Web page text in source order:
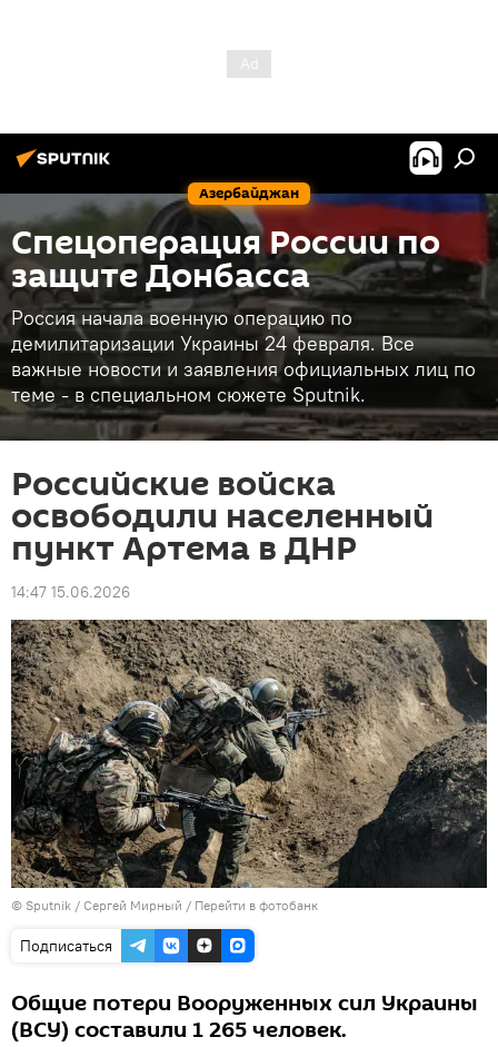
Азербайджан
Спецоперация России по
защите Донбасса
Россия начала военную операцию по
демилитаризации Украины 24 февраля. Все
важные новости и заявления официальных лиц по
теме - в специальном сюжете Sputnik.
Российские войска
освободили населенный
пункт Артема в ДНР
14:47 15.06.2026
© Sputnik / Сергей Мирный / Перейти в фотобанк
Подписаться
Общие потери Вооруженных сил Украины
(ВСУ) составили 1 265 человек.